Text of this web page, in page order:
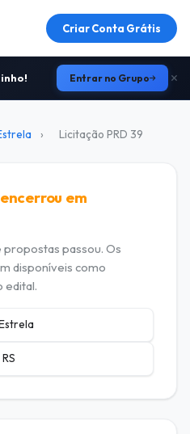
Criar Conta Grátis
Entrar no Grupo
› Licitação PRD 39
em
passou. Os
disponíveis como
edital.